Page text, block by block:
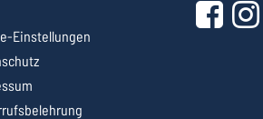
Einstellungen